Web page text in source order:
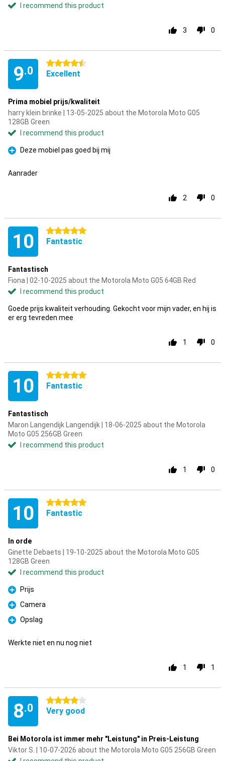
I recommend this product
3 0
9.0
4.5 stars
Excellent
Prima mobiel prijs/kwaliteit
harry klein brinke | 13-05-2025 about the Motorola Moto G05
128GB Green
I recommend this product
Pro
Deze mobiel pas goed bij mij
Aanrader
2 0
10 5 stars
Fantastic
Fantastisch
Fiona | 02-10-2025 about the Motorola Moto G05 64GB Red
I recommend this product
Goede prijs kwaliteit verhouding. Gekocht voor mijn vader, en hij is
er erg tevreden mee
1 0
10 5 stars
Fantastic
Fantastisch
Maron Langendijk Langendijk | 18-06-2025 about the Motorola
Moto G05 256GB Green
I recommend this product
1 0
10 5 stars
Fantastic
In orde
Ginette Debaets | 19-10-2025 about the Motorola Moto G05
128GB Green
I recommend this product
Pro
Prijs
Pro
Camera
Pro
Opslag
Werkte niet en nu nog niet
1 1
8.0
4 stars
Very good
Bei Motorola ist immer mehr "Leistung" in Preis-Leistung
Viktor S. | 10-07-2026 about the Motorola Moto G05 256GB Green